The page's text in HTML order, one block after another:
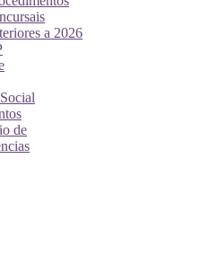
a 2026
de